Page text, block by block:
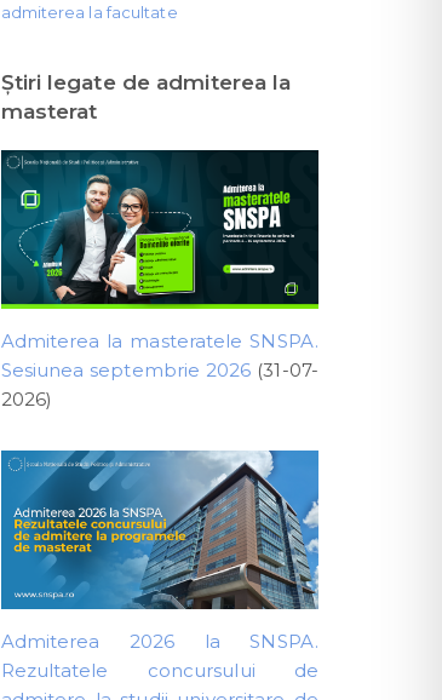
admiterea la facultate
Ştiri legate de admiterea la
masterat
Admiterea la masteratele SNSPA.
Sesiunea septembrie 2026 (31-07-
2026)
Admiterea 2026 la SNSPA.
Rezultatele concursului de